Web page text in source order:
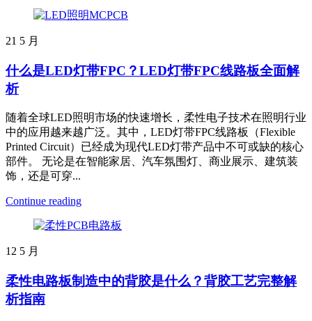
21 5 月
什么是LED灯带FPC？LED灯带FPC线路板全面解
析
随着全球LED照明市场的快速增长，柔性电子技术在照明行业
中的应用越来越广泛。其中，LED灯带FPC线路板（Flexible
Printed Circuit）已经成为现代LED灯带产品中不可或缺的核心
部件。 无论是在智能家居、汽车氛围灯、商业展示、建筑装
饰，还是可穿...
Continue reading
12 5 月
柔性电路板制造中的背胶是什么？背胶工艺完整解
析指南